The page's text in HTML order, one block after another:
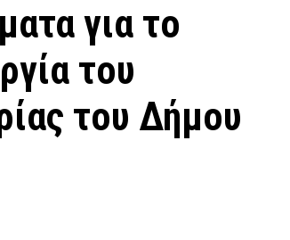
για το
του
του Δήμου